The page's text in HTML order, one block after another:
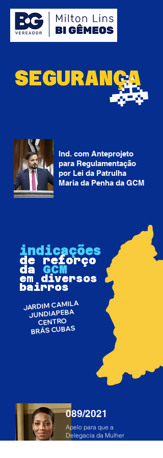
SEGURANÇA
🚓
Ind. com Anteprojeto
para Regulamentação
por Lei da Patrulha
Maria da Penha da GCM
indicações
de reforço
da GCM
em diversos
bairros
JARDIM CAMILA
JUNDIAPEBA
CENTRO
BRÁS CUBAS
089/2021
Apelo para que a
Delegacia da Mulher